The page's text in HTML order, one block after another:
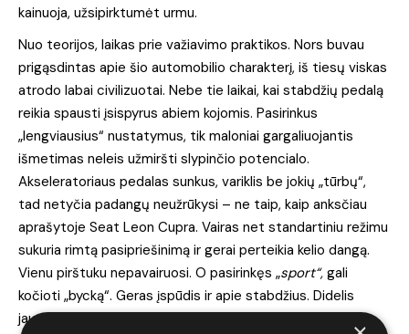
kainuoja, užsipirktumėt urmu.
Nuo teorijos, laikas prie važiavimo praktikos. Nors buvau
prigąsdintas apie šio automobilio charakterį, iš tiesų viskas
atrodo labai civilizuotai. Nebe tie laikai, kai stabdžių pedalą
reikia spausti įsispyrus abiem kojomis. Pasirinkus
„lengviausius“ nustatymus, tik maloniai gargaliuojantis
išmetimas neleis užmiršti slypinčio potencialo.
Akseleratoriaus pedalas sunkus, variklis be jokių „tūrbų“,
tad netyčia padangų neužrūkysi – ne taip, kaip anksčiau
aprašytoje Seat Leon Cupra. Vairas net standartiniu režimu
sukuria rimtą pasipriešinimą ir gerai perteikia kelio dangą.
Vienu pirštuku nepavairuosi. O pasirinkęs „sport“, gali
kočioti „bycką“. Geras įspūdis ir apie stabdžius. Didelis
jautrumas leidžia jaustis užtikrintai.